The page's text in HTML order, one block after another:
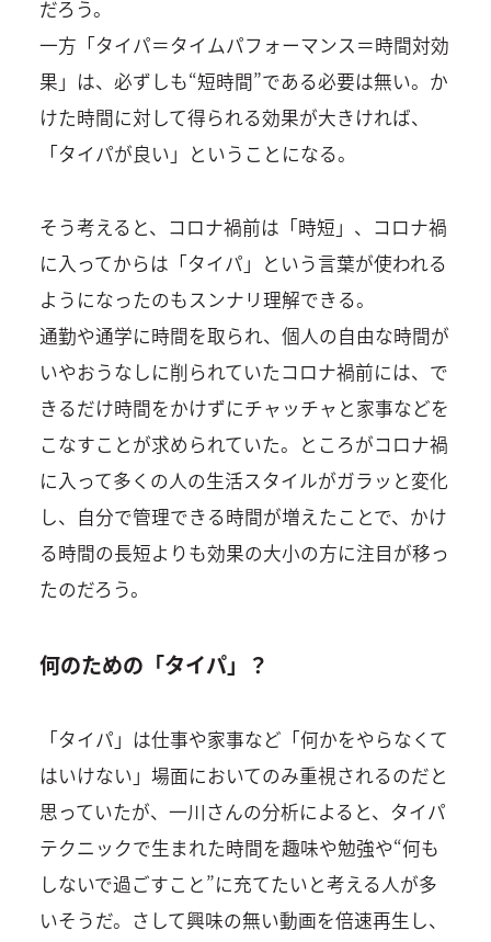
だろう。
一方「タイパ＝タイムパフォーマンス＝時間対効
果」は、必ずしも“短時間”である必要は無い。か
けた時間に対して得られる効果が大きければ、
「タイパが良い」ということになる。
そう考えると、コロナ禍前は「時短」、コロナ禍
に入ってからは「タイパ」という言葉が使われる
ようになったのもスンナリ理解できる。
通勤や通学に時間を取られ、個人の自由な時間が
いやおうなしに削られていたコロナ禍前には、で
きるだけ時間をかけずにチャッチャと家事などを
こなすことが求められていた。ところがコロナ禍
に入って多くの人の生活スタイルがガラッと変化
し、自分で管理できる時間が増えたことで、かけ
る時間の長短よりも効果の大小の方に注目が移っ
たのだろう。
何のための「タイパ」？
「タイパ」は仕事や家事など「何かをやらなくて
はいけない」場面においてのみ重視されるのだと
思っていたが、一川さんの分析によると、タイパ
テクニックで生まれた時間を趣味や勉強や“何も
しないで過ごすこと”に充てたいと考える人が多
いそうだ。さして興味の無い動画を倍速再生し、